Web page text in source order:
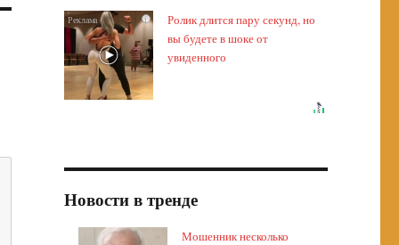
i
Ролик длится пару секунд, но
вы будете в шоке от
увиденного
Новости в тренде
Мошенник несколько